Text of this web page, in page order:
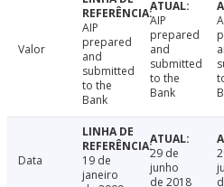
Valor
AIP
prepared
and
submitted
to the
Bank
AIP
prepared
and
submitted
to the
Bank
Data
19 de
janeiro
29 de
junho
de 2018